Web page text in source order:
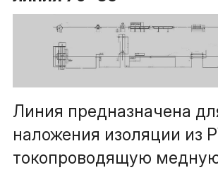
Линия предназначена
наложения изоляции из
токопроводящую